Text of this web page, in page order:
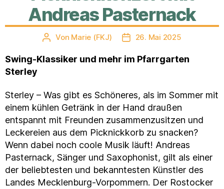
Andreas Pasternack
Beitragsautor
Von Marie (FKJ) Veröffentlichungsdatum
26. Mai 2025
Swing-Klassiker und mehr im Pfarrgarten
Sterley
Sterley – Was gibt es Schöneres, als im Sommer mit
einem kühlen Getränk in der Hand draußen
entspannt mit Freunden zusammenzusitzen und
Leckereien aus dem Picknickkorb zu snacken?
Wenn dabei noch coole Musik läuft! Andreas
Pasternack, Sänger und Saxophonist, gilt als einer
der beliebtesten und bekanntesten Künstler des
Landes Mecklenburg-Vorpommern. Der Rostocker